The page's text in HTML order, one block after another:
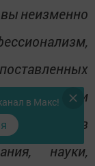
и
ваш вклад в
науки,
в Макс!